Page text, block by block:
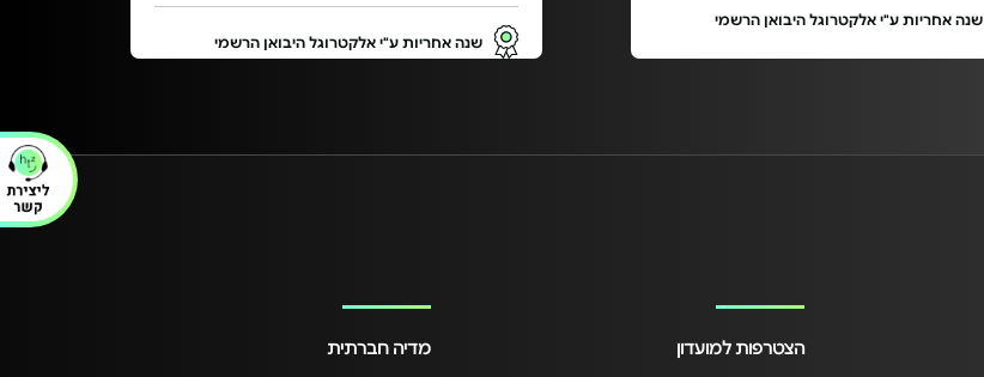
שנה אחריות ע"י אלקטרוגל היבואן הרשמי
שנה אחריות ע"י אלקטרוגל היבואן הרשמי
הצטרפות למועדון מדיה חברתית